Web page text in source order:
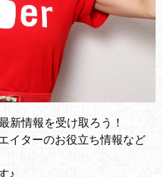
新情報を受け取ろう！
イターのお役立ち情報など
♪